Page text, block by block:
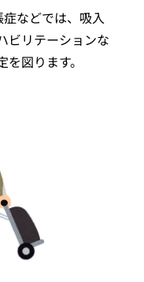
などでは、吸入
ビリテーションな
図ります。